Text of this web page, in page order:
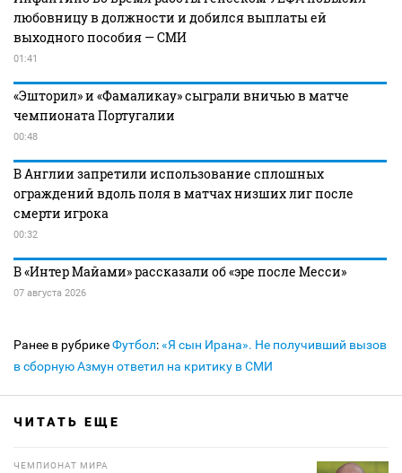
любовницу в должности и добился выплаты ей
выходного пособия — СМИ
01:41
«Эшторил» и «Фамаликау» сыграли вничью в матче
чемпионата Португалии
00:48
В Англии запретили использование сплошных
ограждений вдоль поля в матчах низших лиг после
смерти игрока
00:32
В «Интер Майами» рассказали об «эре после Месси»
07 августа 2026
Ранее в рубрикеФутбол:«Я сын Ирана». Не получивший вызов
в сборную Азмун ответил на критику в СМИ
ЧИТАТЬ ЕЩЕ
ЧЕМПИОНАТ МИРА